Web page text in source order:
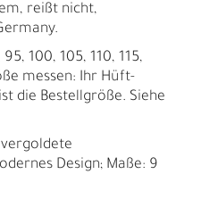
reißt nicht,
100, 105, 110, 115,
messen: Ihr Hüft-
die Bestellgröße. Siehe
Design; Maße: 9